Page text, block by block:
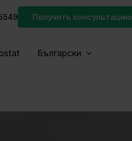
Получить консультацию
Български